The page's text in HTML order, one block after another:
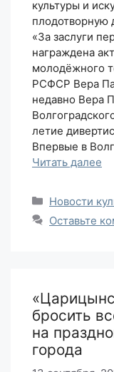
культуры и
плодотворную
«За заслуги
награждена
молодёжного
РСФСР Вера
недавно Вера
летие
Впервые в
Читать далее
Рубрики
Новости
Оставьте
бросить
на
города